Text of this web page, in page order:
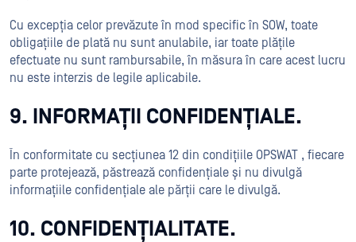
Cu excepția celor prevăzute în mod specific în SOW, toate
obligațiile de plată nu sunt anulabile, iar toate plățile
efectuate nu sunt rambursabile, în măsura în care acest lucru
nu este interzis de legile aplicabile.
9. INFORMAȚII CONFIDENȚIALE.
În conformitate cu secțiunea 12 din condițiile OPSWAT , fiecare
parte protejează, păstrează confidențiale și nu divulgă
informațiile confidențiale ale părții care le divulgă.
10. CONFIDENȚIALITATE.